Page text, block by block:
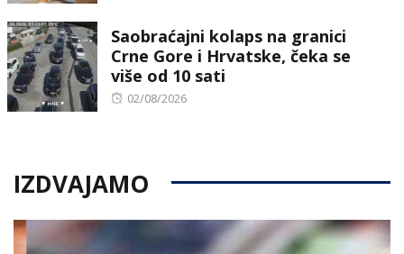
Saobraćajni kolaps na granici
Crne Gore i Hrvatske, čeka se
više od 10 sati
Posted
02/08/2026
IZDVAJAMO